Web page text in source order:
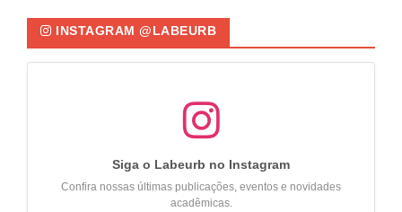
INSTAGRAM @LABEURB
Siga o Labeurb no Instagram
Confira nossas últimas publicações, eventos e novidades
acadêmicas.